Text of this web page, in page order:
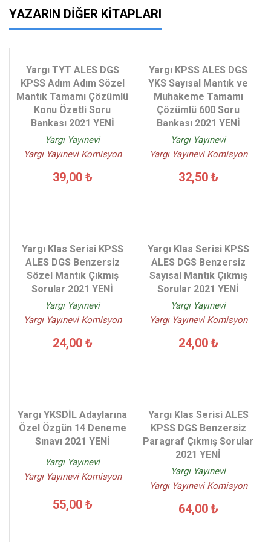
YAZARIN DIĞER KITAPLARI
Yargı TYT ALES DGS
KPSS Adım Adım Sözel
Mantık Tamamı Çözümlü
Konu Özetli Soru
Bankası 2021 YENİ
Yargı Yayınevi
Yargı Yayınevi Komisyon
39,00 ₺
Yargı KPSS ALES DGS
YKS Sayısal Mantık ve
Muhakeme Tamamı
Çözümlü 600 Soru
Bankası 2021 YENİ
Yargı Yayınevi
Yargı Yayınevi Komisyon
32,50 ₺
Yargı Klas Serisi KPSS
ALES DGS Benzersiz
Sözel Mantık Çıkmış
Sorular 2021 YENİ
Yargı Yayınevi
Yargı Yayınevi Komisyon
24,00 ₺
Yargı Klas Serisi KPSS
ALES DGS Benzersiz
Sayısal Mantık Çıkmış
Sorular 2021 YENİ
Yargı Yayınevi
Yargı Yayınevi Komisyon
24,00 ₺
Yargı YKSDİL Adaylarına
Özel Özgün 14 Deneme
Sınavı 2021 YENİ
Yargı Yayınevi
Yargı Yayınevi Komisyon
55,00 ₺
Yargı Klas Serisi ALES
KPSS DGS Benzersiz
Paragraf Çıkmış Sorular
2021 YENİ
Yargı Yayınevi
Yargı Yayınevi Komisyon
64,00 ₺